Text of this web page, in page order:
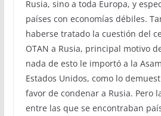
Rusia, sino a toda Europa, y
países con economías débiles.
haberse tratado la cuestión del
OTAN a Rusia, principal motivo
nada de esto le importó a la
Estados Unidos, como lo
favor de condenar a Rusia. Pero
entre las que se encontraban